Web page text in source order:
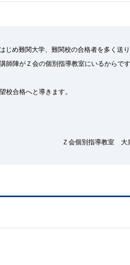
め難関大学、難関校の合格者を多く送
陣がＺ会の個別指導教室にいるからです
合格へと導きます。
Ｚ会個別指導教室 大